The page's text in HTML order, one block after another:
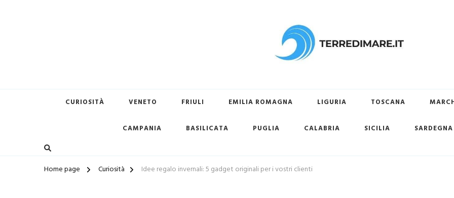
CURIOSITÀ VENETO FRIULI EMILIA ROMAGNA LIGURIA TOSCANA
CAMPANIA BASILICATA PUGLIA CALABRIA SICILIA SARDEGNA
Home page Curiosità Idee regalo invernali: 5 gadget originali per i vostri clienti